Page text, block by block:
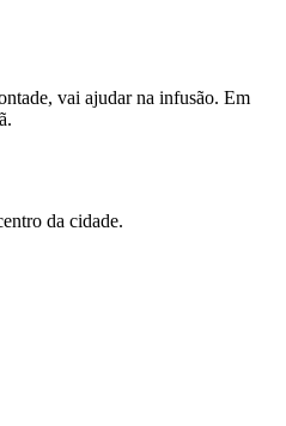
vai ajudar na infusão. Em
da cidade.